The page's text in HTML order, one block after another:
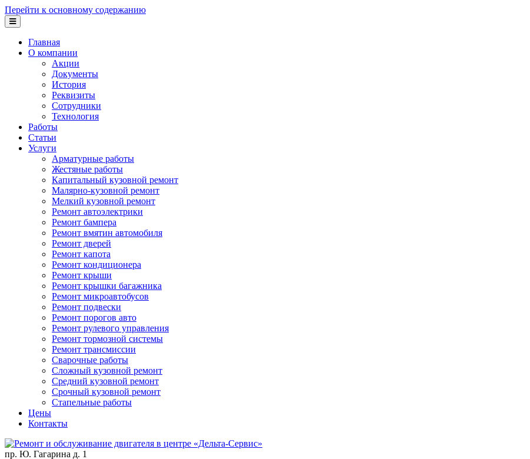
Перейти к основному содержанию
Главная
О компании
Акции
Документы
История
Реквизиты
Сотрудники
Технология
Работы
Статьи
Услуги
Арматурные работы
Жестяные работы
Капитальный кузовной ремонт
Малярно-кузовной ремонт
Мелкий кузовной ремонт
Ремонт автоэлектрики
Ремонт бампера
Ремонт вмятин автомобиля
Ремонт дверей
Ремонт капота
Ремонт кондиционера
Ремонт крыши
Ремонт крышки багажника
Ремонт микроавтобусов
Ремонт подвески
Ремонт порогов авто
Ремонт рулевого управления
Ремонт тормозной системы
Ремонт трансмиссии
Сварочные работы
Сложный кузовной ремонт
Средний кузовной ремонт
Срочный кузовной ремонт
Стапельные работы
Цены
Контакты
пр. Ю. Гагарина д. 1